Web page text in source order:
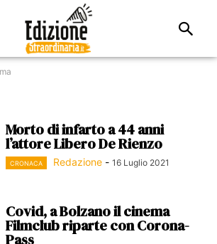
Morto di infarto a 44 anni
l’attore Libero De Rienzo
CRONACA Redazione - 16 Luglio 2021
Covid, a Bolzano il cinema
Filmclub riparte con Corona-
Pass